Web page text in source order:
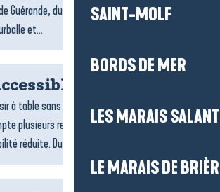
SAINT-MOLF
BORDS DE MER
LES MARAIS
LE MARAIS DE
Guérande, du Croisic jusqu’à Pénestin en
et...
à table sans contrainte, La Baule-Presqu’île
plusieurs restaurants accessibles aux
réduite. Du bord de mer aux...